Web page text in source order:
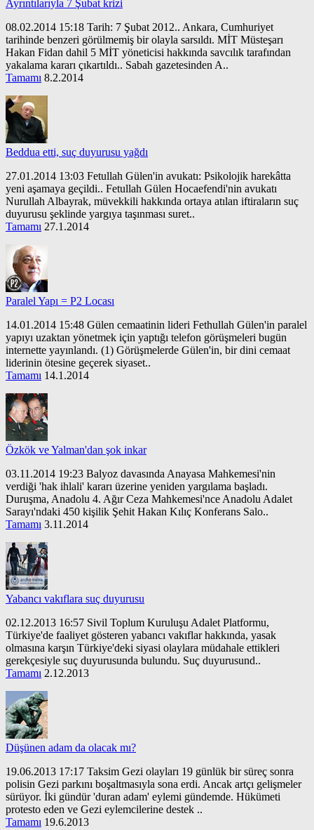
Ayrıntılarıyla 7 Şubat krizi
08.02.2014 15:18 Tarih: 7 Şubat 2012.. Ankara, Cumhuriyet
tarihinde benzeri görülmemiş bir olayla sarsıldı. MİT Müsteşarı
Hakan Fidan dahil 5 MİT yöneticisi hakkında savcılık tarafından
yakalama kararı çıkartıldı.. Sabah gazetesinden A..
Tamamı 8.2.2014
Beddua etti, suç duyurusu yağdı
27.01.2014 13:03 Fetullah Gülen'in avukatı: Psikolojik harekâtta
yeni aşamaya geçildi.. Fetullah Gülen Hocaefendi'nin avukatı
Nurullah Albayrak, müvekkili hakkında ortaya atılan iftiraların suç
duyurusu şeklinde yargıya taşınması suret..
Tamamı 27.1.2014
Paralel Yapı = P2 Locası
14.01.2014 15:48 Gülen cemaatinin lideri Fethullah Gülen'in paralel
yapıyı uzaktan yönetmek için yaptığı telefon görüşmeleri bugün
internette yayınlandı. (1) Görüşmelerde Gülen'in, bir dini cemaat
liderinin ötesine geçerek siyaset..
Tamamı 14.1.2014
Özkök ve Yalman'dan şok inkar
03.11.2014 19:23 Balyoz davasında Anayasa Mahkemesi'nin
verdiği 'hak ihlali' kararı üzerine yeniden yargılama başladı.
Duruşma, Anadolu 4. Ağır Ceza Mahkemesi'nce Anadolu Adalet
Sarayı'ndaki 450 kişilik Şehit Hakan Kılıç Konferans Salo..
Tamamı 3.11.2014
Yabancı vakıflara suç duyurusu
02.12.2013 16:57 Sivil Toplum Kuruluşu Adalet Platformu,
Türkiye'de faaliyet gösteren yabancı vakıflar hakkında, yasak
olmasına karşın Türkiye'deki siyasi olaylara müdahale ettikleri
gerekçesiyle suç duyurusunda bulundu. Suç duyurusund..
Tamamı 2.12.2013
Düşünen adam da olacak mı?
19.06.2013 17:17 Taksim Gezi olayları 19 günlük bir süreç sonra
polisin Gezi parkını boşaltmasıyla sona erdi. Ancak artçı gelişmeler
sürüyor. İki gündür 'duran adam' eylemi gündemde. Hükümeti
protesto eden ve Gezi eylemcilerine destek ..
Tamamı 19.6.2013